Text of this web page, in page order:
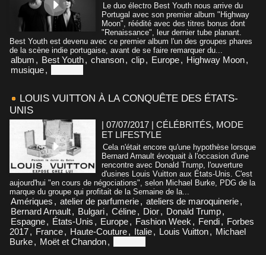
Le duo électro Best Youth nous arrive du
Portugal avec son premier album "Highway
Moon", réédité avec des titres bonus dont
"Renaissance", leur dernier tube planant.
Best Youth est devenu avec ce premier album l'un des groupes phares
de la scène indie portugaise, avant de se faire remarquer du...
album , Best Youth, chanson, clip, Europe, Highway Moon,
musique,
LOUIS VUITTON À LA CONQUÊTE DES ÉTATS-
UNIS
| 07/07/2017 | CÉLÉBRITÉS, MODE
ET LIFESTYLE
Cela n'était encore qu'une hypothèse lorsque
Bernard Arnault évoquait à l'occasion d'une
rencontre avec Donald Trump, l'ouverture
d'usines Louis Vuitton aux États-Unis. C'est
aujourd'hui "en cours de négociations", selon Michael Burke, PDG de la
marque du groupe qui profitait de la Semaine de la...
Amériques , atelier de parfumerie, ateliers de maroquinerie,
Bernard Arnault, Bulgari, Céline, Dior, Donald Trump,
Espagne, États-Unis , Europe, Fashion Week , Fendi, Forbes
2017, France, Haute-Couture, Italie, Louis Vuitton, Michael
Burke, Moët et Chandon,